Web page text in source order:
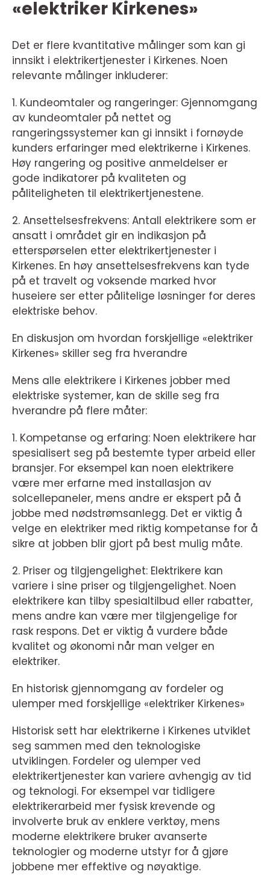
«elektriker Kirkenes»
Det er flere kvantitative målinger som kan gi
innsikt i elektrikertjenester i Kirkenes. Noen
relevante målinger inkluderer:
1. Kundeomtaler og rangeringer: Gjennomgang
av kundeomtaler på nettet og
rangeringssystemer kan gi innsikt i fornøyde
kunders erfaringer med elektrikerne i Kirkenes.
Høy rangering og positive anmeldelser er
gode indikatorer på kvaliteten og
påliteligheten til elektrikertjenestene.
2. Ansettelsesfrekvens: Antall elektrikere som er
ansatt i området gir en indikasjon på
etterspørselen etter elektrikertjenester i
Kirkenes. En høy ansettelsesfrekvens kan tyde
på et travelt og voksende marked hvor
huseiere ser etter pålitelige løsninger for deres
elektriske behov.
En diskusjon om hvordan forskjellige «elektriker
Kirkenes» skiller seg fra hverandre
Mens alle elektrikere i Kirkenes jobber med
elektriske systemer, kan de skille seg fra
hverandre på flere måter:
1. Kompetanse og erfaring: Noen elektrikere har
spesialisert seg på bestemte typer arbeid eller
bransjer. For eksempel kan noen elektrikere
være mer erfarne med installasjon av
solcellepaneler, mens andre er ekspert på å
jobbe med nødstrømsanlegg. Det er viktig å
velge en elektriker med riktig kompetanse for å
sikre at jobben blir gjort på best mulig måte.
2. Priser og tilgjengelighet: Elektrikere kan
variere i sine priser og tilgjengelighet. Noen
elektrikere kan tilby spesialtilbud eller rabatter,
mens andre kan være mer tilgjengelige for
rask respons. Det er viktig å vurdere både
kvalitet og økonomi når man velger en
elektriker.
En historisk gjennomgang av fordeler og
ulemper med forskjellige «elektriker Kirkenes»
Historisk sett har elektrikerne i Kirkenes utviklet
seg sammen med den teknologiske
utviklingen. Fordeler og ulemper ved
elektrikertjenester kan variere avhengig av tid
og teknologi. For eksempel var tidligere
elektrikerarbeid mer fysisk krevende og
involverte bruk av enklere verktøy, mens
moderne elektrikere bruker avanserte
teknologier og moderne utstyr for å gjøre
jobbene mer effektive og nøyaktige.